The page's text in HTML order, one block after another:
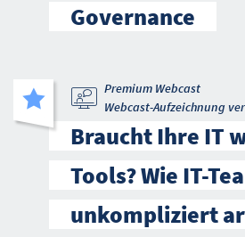
Governance
Premium Webcast
Webcast-Aufzeichnung
Braucht Ihre IT
Tools? Wie IT-
unkompliziert